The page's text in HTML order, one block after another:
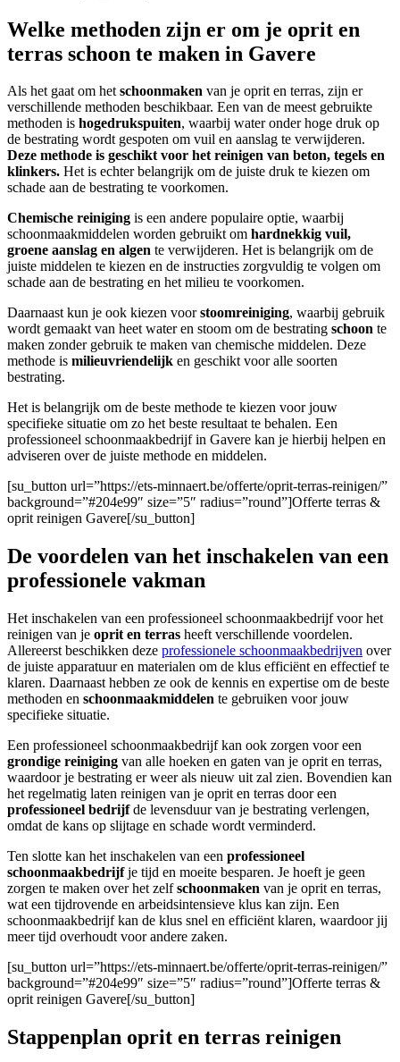
Welke methoden zijn er om je oprit en
terras schoon te maken in Gavere
Als het gaat om hetschoonmaken van je oprit en terras, zijn er
verschillende methoden beschikbaar. Een van de meest gebruikte
methoden is hogedrukspuiten, waarbij water onder hoge druk op
de bestrating wordt gespoten om vuil en aanslag te verwijderen.
Deze methode is geschikt voor het reinigen van beton, tegels en
klinkers. Het is echter belangrijk om de juiste druk te kiezen om
schade aan de bestrating te voorkomen.
Chemische reiniging is een andere populaire optie, waarbij
schoonmaakmiddelen worden gebruikt om hardnekkig vuil,
groene aanslag en algen te verwijderen. Het is belangrijk om de
juiste middelen te kiezen en de instructies zorgvuldig te volgen om
schade aan de bestrating en het milieu te voorkomen.
Daarnaast kun je ook kiezen voorstoomreiniging, waarbij gebruik
wordt gemaakt van heet water en stoom om de bestrating schoon te
maken zonder gebruik te maken van chemische middelen. Deze
methode is milieuvriendelijk en geschikt voor alle soorten
bestrating.
Het is belangrijk om de beste methode te kiezen voor jouw
specifieke situatie om zo het beste resultaat te behalen. Een
professioneel schoonmaakbedrijf in Gavere kan je hierbij helpen en
adviseren over de juiste methode en middelen.
[su_button url=”https://ets-minnaert.be/offerte/oprit-terras-reinigen/”
background=”#204e99″ size=”5″ radius=”round”]Offerte terras &
oprit reinigen Gavere[/su_button]
De voordelen van het inschakelen van een
professionele vakman
Het inschakelen van een professioneel schoonmaakbedrijf voor het
reinigen van je oprit en terras heeft verschillende voordelen.
Allereerst beschikken deze professionele schoonmaakbedrijven over
de juiste apparatuur en materialen om de klus efficiënt en effectief te
klaren. Daarnaast hebben ze ook de kennis en expertise om de beste
methoden en schoonmaakmiddelen te gebruiken voor jouw
specifieke situatie.
Een professioneel schoonmaakbedrijf kan ook zorgen voor een
grondige reiniging van alle hoeken en gaten van je oprit en terras,
waardoor je bestrating er weer als nieuw uit zal zien. Bovendien kan
het regelmatig laten reinigen van je oprit en terras door een
professioneel bedrijfde levensduur van je bestrating verlengen,
omdat de kans op slijtage en schade wordt verminderd.
Ten slotte kan het inschakelen van een professioneel
schoonmaakbedrijfje tijd en moeite besparen. Je hoeft je geen
zorgen te maken over het zelfschoonmaken van je oprit en terras,
wat een tijdrovende en arbeidsintensieve klus kan zijn. Een
schoonmaakbedrijf kan de klus snel en efficiënt klaren, waardoor jij
meer tijd overhoudt voor andere zaken.
[su_button url=”https://ets-minnaert.be/offerte/oprit-terras-reinigen/”
background=”#204e99″ size=”5″ radius=”round”]Offerte terras &
oprit reinigen Gavere[/su_button]
Stappenplan oprit en terras reinigen